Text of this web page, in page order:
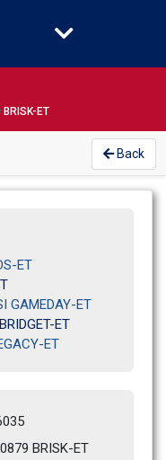
ET
Back
ET
ET
GAMEDAY-ET
ET
ET
BRISK-ET